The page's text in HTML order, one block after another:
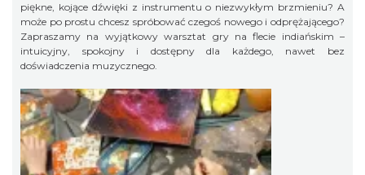
piękne, kojące dźwięki z instrumentu o niezwykłym brzmieniu? A
może po prostu chcesz spróbować czegoś nowego i odprężającego?
Zapraszamy na wyjątkowy warsztat gry na flecie indiańskim –
intuicyjny, spokojny i dostępny dla każdego, nawet bez
doświadczenia muzycznego.